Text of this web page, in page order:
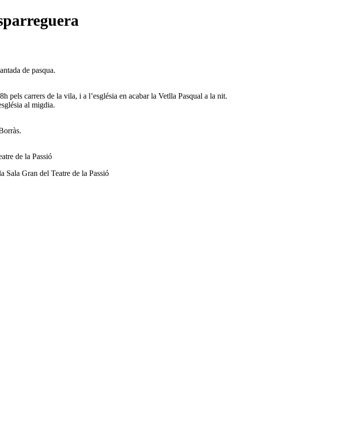
de pasqua.
pels carrers de la vila, i a l’església en acabar la Vetlla Pasqual a la nit.
al migdia.
de la Passió
Gran del Teatre de la Passió